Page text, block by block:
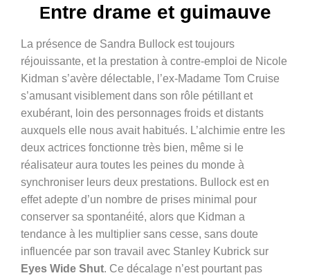
Entre drame et guimauve
La présence de Sandra Bullock est toujours
réjouissante, et la prestation à contre-emploi de Nicole
Kidman s’avère délectable, l’ex-Madame Tom Cruise
s’amusant visiblement dans son rôle pétillant et
exubérant, loin des personnages froids et distants
auxquels elle nous avait habitués. L’alchimie entre les
deux actrices fonctionne très bien, même si le
réalisateur aura toutes les peines du monde à
synchroniser leurs deux prestations. Bullock est en
effet adepte d’un nombre de prises minimal pour
conserver sa spontanéité, alors que Kidman a
tendance à les multiplier sans cesse, sans doute
influencée par son travail avec Stanley Kubrick sur
Eyes Wide Shut. Ce décalage n’est pourtant pas